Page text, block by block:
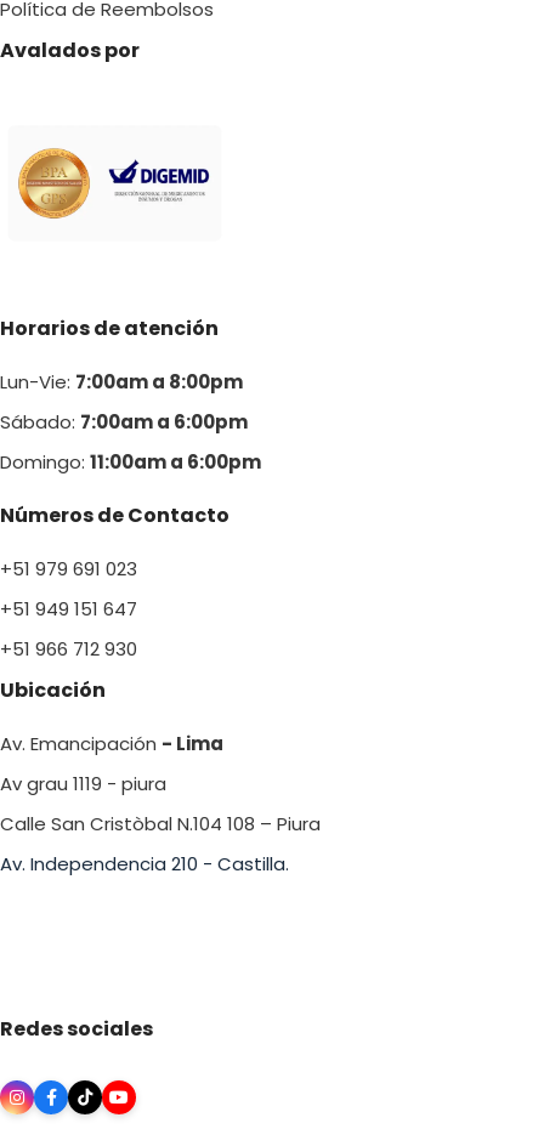
Política de Reembolsos
Avalados por
Horarios de atención
Lun-Vie: 7:00am a 8:00pm
Sábado: 7:00am a 6:00pm
Domingo: 11:00am a 6:00pm
Números de Contacto
+51 979 691 023
+51 949 151 647
+51 966 712 930
Ubicación
Av. Emancipación - Lima
Av grau 1119 - piura
Calle San Cristòbal N.104 108 – Piura
Av. Independencia 210 - Castilla.
Redes sociales